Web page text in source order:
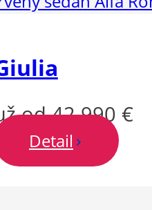
od 42 990 €
Detail